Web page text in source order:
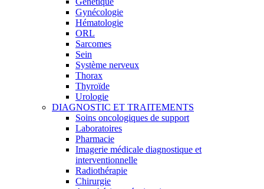
Gynécologie
Hématologie
ORL
Sarcomes
Sein
Système nerveux
Thorax
Thyroïde
Urologie
DIAGNOSTIC ET TRAITEMENTS
Soins oncologiques de support
Laboratoires
Pharmacie
Imagerie médicale diagnostique et
interventionnelle
Radiothérapie
Chirurgie